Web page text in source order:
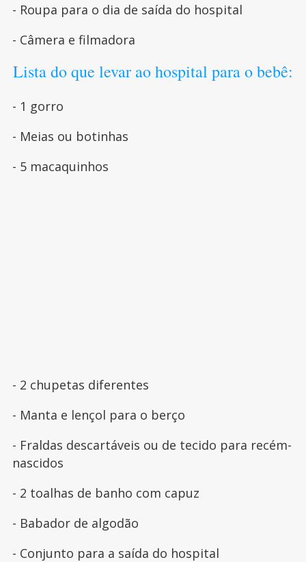
- Roupa para o dia de saída do hospital
- Câmera e filmadora
Lista do que levar ao hospital para o bebê:
- 1 gorro
- Meias ou botinhas
- 5 macaquinhos
- 2 chupetas diferentes
- Manta e lençol para o berço
- Fraldas descartáveis ou de tecido para recém-
nascidos
- 2 toalhas de banho com capuz
- Babador de algodão
- Conjunto para a saída do hospital